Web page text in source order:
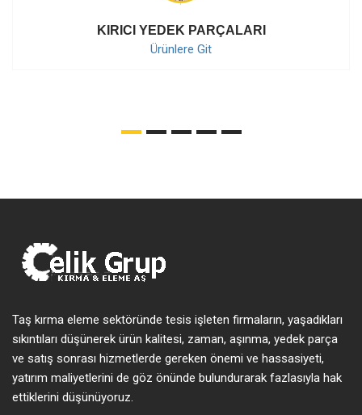
ELEK YEDEK PARÇALARI
Ürünlere Git
Taş kırma eleme sektöründe tesis işleten firmaların, yaşadıkları
sıkıntıları düşünerek ürün kalitesi, zaman, aşınma, yedek parça
ve satış sonrası hizmetlerde gereken önemi ve hassasiyeti,
yatırım maliyetlerini de göz önünde bulundurarak fazlasıyla hak
ettiklerini düşünüyoruz.